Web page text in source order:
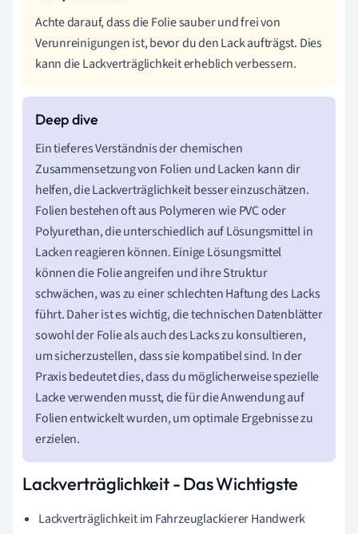
Achte darauf, dass die Folie sauber und frei von
Verunreinigungen ist, bevor du den Lack aufträgst. Dies
kann die Lackverträglichkeit erheblich verbessern.
Ein tieferes Verständnis der chemischen
Zusammensetzung von Folien und Lacken kann dir
helfen, die Lackverträglichkeit besser einzuschätzen.
Folien bestehen oft aus Polymeren wie PVC oder
Polyurethan, die unterschiedlich auf Lösungsmittel in
Lacken reagieren können. Einige Lösungsmittel
können die Folie angreifen und ihre Struktur
schwächen, was zu einer schlechten Haftung des Lacks
führt. Daher ist es wichtig, die technischen Datenblätter
sowohl der Folie als auch des Lacks zu konsultieren,
um sicherzustellen, dass sie kompatibel sind. In der
Praxis bedeutet dies, dass du möglicherweise spezielle
Lacke verwenden musst, die für die Anwendung auf
Folien entwickelt wurden, um optimale Ergebnisse zu
erzielen.
Lackverträglichkeit - Das Wichtigste
Lackverträglichkeit im Fahrzeuglackierer Handwerk